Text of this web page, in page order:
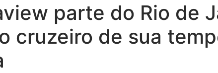
parte do Rio de
cruzeiro de sua